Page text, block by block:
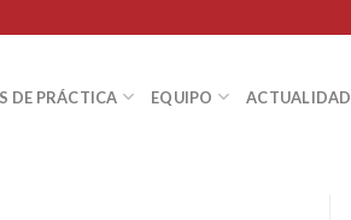
DE PRÁCTICA EQUIPO ACTUALIDAD